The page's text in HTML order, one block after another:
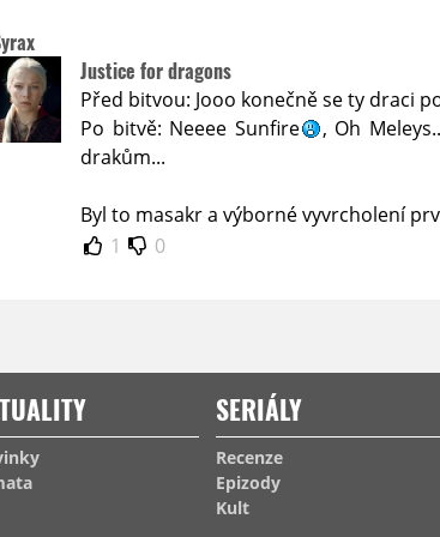
Justice for dragons
Před bitvou: Jooo konečně se ty draci
Po bitvě: Neeee Sunfire
, Oh
drakům...
Byl to masakr a výborné vyvrcholení
1
0
SERIÁLY
Recenze
Epizody
Kult